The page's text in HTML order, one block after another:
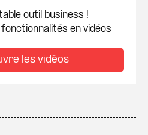
outil business !
en vidéos
les vidéos